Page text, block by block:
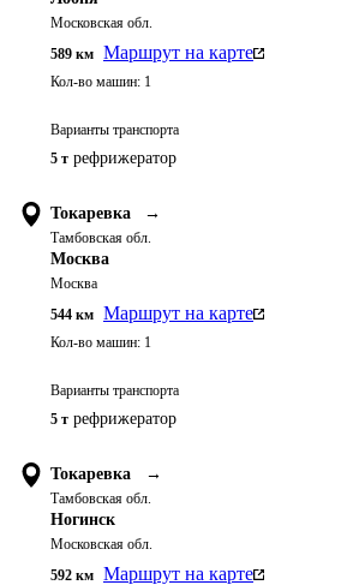
Московская обл.
589 км Маршрут на карте
Кол-во машин: 1
Варианты транспорта
5 т рефрижератор
Токаревка →
Тамбовская обл.
Москва
Москва
544 км Маршрут на карте
Кол-во машин: 1
Варианты транспорта
5 т рефрижератор
Токаревка →
Тамбовская обл.
Ногинск
Московская обл.
592 км Маршрут на карте